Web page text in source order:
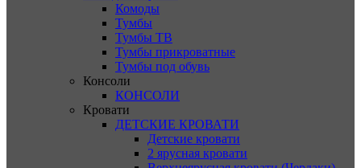
Комоды
Тумбы
Тумбы ТВ
Тумбы прикроватные
Тумбы под обувь
Консоли
КОНСОЛИ
Кровати
ДЕТСКИЕ КРОВАТИ
Детские кровати
2 ярусная кровати